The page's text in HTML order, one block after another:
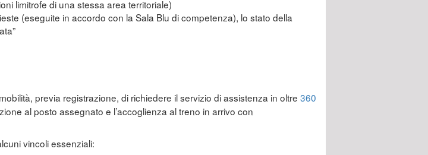
limitrofe di una stessa area territoriale)
(eseguite in accordo con la Sala Blu di competenza), lo stato della
previa registrazione, di richiedere il servizio di assistenza in oltre 360
al posto assegnato e l’accoglienza al treno in arrivo con
vincoli essenziali: